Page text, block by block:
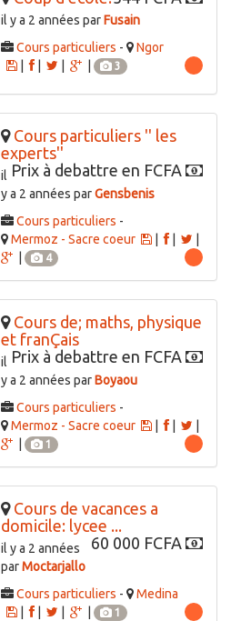
il y a 2 années parFusain
Cours particuliers -
Ngor
|
3
Cours particuliers '' les
experts''
Prix à debattre en FCFA
il
y a 2 années parGensbenis
Cours particuliers -
Mermoz - Sacre coeur
|
4
Cours de; maths, physique
et franÇais
Prix à debattre en FCFA
il
y a 2 années parBoyaou
Cours particuliers -
Mermoz - Sacre coeur
|
1
Cours de vacances a
domicile: lycee ...
60 000 FCFA
il y a 2 années
parMoctarjallo
Cours particuliers -
Medina
|
1